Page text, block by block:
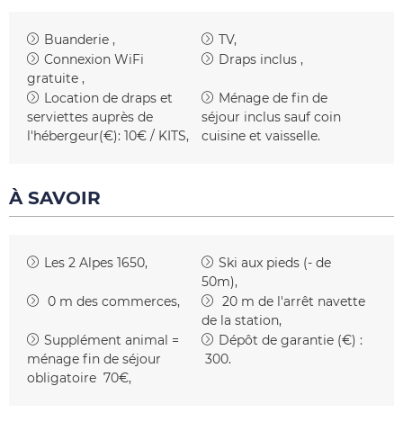
Buanderie
TV
Connexion WiFi
gratuite
Draps inclus
Location de draps et
serviettes auprès de
l'hébergeur(€): 10€ / KITS
Ménage de fin de
séjour inclus sauf coin
cuisine et vaisselle
À SAVOIR
Les 2 Alpes 1650
Ski aux pieds (- de
50m)
0 m des commerces 20 m de l'arrêt navette
de la station
Supplément animal =
ménage fin de séjour
obligatoire 70€
Dépôt de garantie (€) :
300